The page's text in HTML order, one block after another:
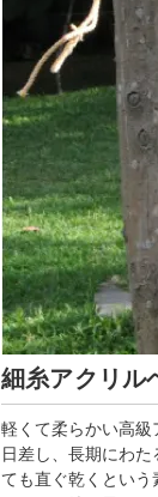
細糸アクリル
軽くて柔らかい高
日差し、長期にわ
ても直ぐ乾くという